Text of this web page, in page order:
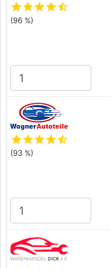
starstarstarstarstar_half
(96 %)
starstarstarstarstar_half
(93 %)